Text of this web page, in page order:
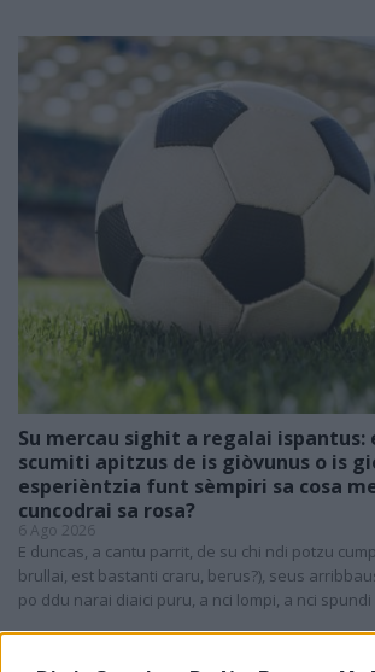
Su mercau sighit a regalai ispantus:
scumiti apitzus de is giòvunus o is
esperièntzia funt sèmpiri sa cosa
cuncodrai sa rosa?
6 Ago 2026
E duncas, a cantu parrit, de su chi ndi potzu
brullai, est bastanti craru, berus?), seus
po ddu narai diaici puru, a nci lompi, a nci
Coppa Italia: gli